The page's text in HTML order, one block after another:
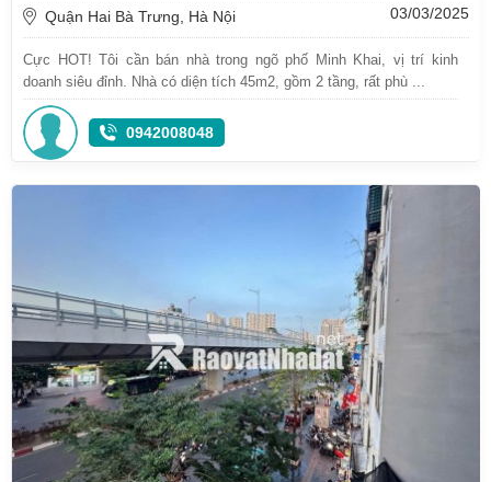
Quận Hai Bà Trưng, Hà Nội 03/03/2025
Cực HOT! Tôi cần bán nhà trong ngõ phố Minh Khai, vị trí kinh
doanh siêu đỉnh. Nhà có diện tích 45m2, gồm 2 tầng, rất phù ...
0942008048